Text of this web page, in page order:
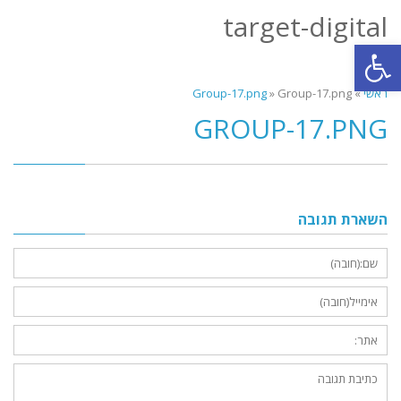
פתח סרגל נגישות
target-digital
ראשי»
Group-17.png» Group-17.png
GROUP-17.PNG
השארת תגובה